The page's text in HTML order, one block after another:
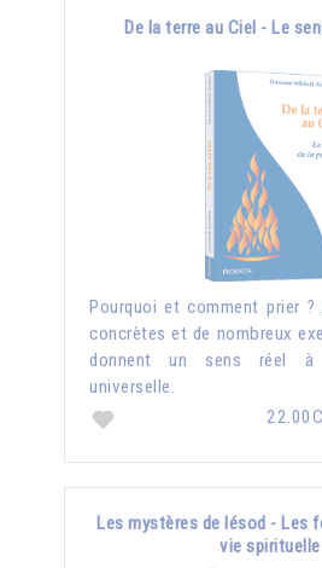
De la terre au Ciel - Le
Pourquoi et comment prier ?
concrètes et de nombreux
donnent un sens réel à
universelle.
Les mystères de Iésod - Les
vie spirituelle